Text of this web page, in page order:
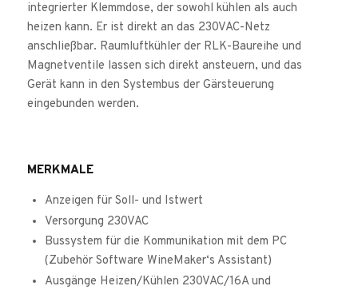
integrierter Klemmdose, der sowohl kühlen als auch
heizen kann. Er ist direkt an das 230VAC-Netz
anschließbar. Raumluftkühler der RLK-Baureihe und
Magnetventile lassen sich direkt ansteuern, und das
Gerät kann in den Systembus der Gärsteuerung
eingebunden werden.
MERKMALE
Anzeigen für Soll- und Istwert
Versorgung 230VAC
Bussystem für die Kommunikation mit dem PC
(Zubehör Software WineMaker‘s Assistant)
Ausgänge Heizen/Kühlen 230VAC/16A und